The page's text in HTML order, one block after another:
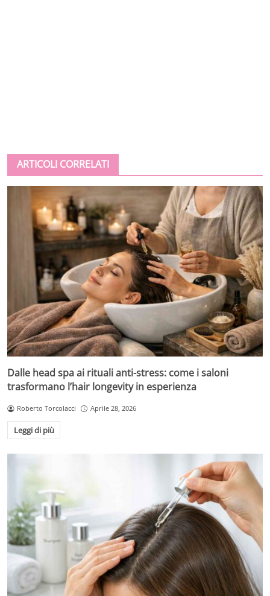
ARTICOLI CORRELATI
Dalle head spa ai rituali anti-stress: come i saloni
trasformano l’hair longevity in esperienza
Roberto Torcolacci Aprile 28, 2026
Leggi di più